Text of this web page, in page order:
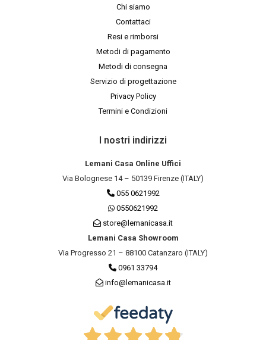
Chi siamo
Contattaci
Resi e rimborsi
Metodi di pagamento
Metodi di consegna
Servizio di progettazione
Privacy Policy
Termini e Condizioni
I nostri indirizzi
Lemani Casa Online Uffici
Via Bolognese 14 – 50139 Firenze (ITALY)
055 0621992
0550621992
store@lemanicasa.it
Lemani Casa Showroom
Via Progresso 21 – 88100 Catanzaro (ITALY)
0961 33794
info@lemanicasa.it